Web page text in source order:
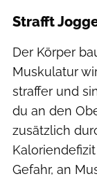
Strafft
Der Körper
Muskulatur
straffer und
du an den
zusätzlich
Gefahr, an